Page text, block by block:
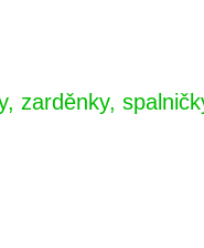
zarděnky,